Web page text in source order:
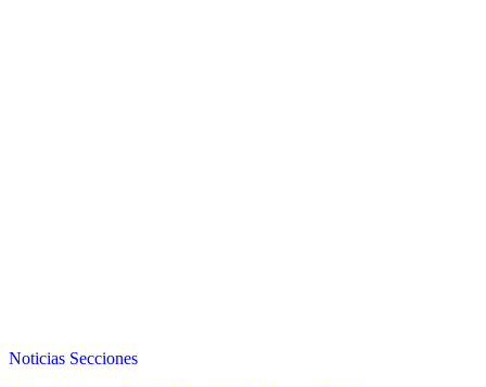
Noticias Secciones